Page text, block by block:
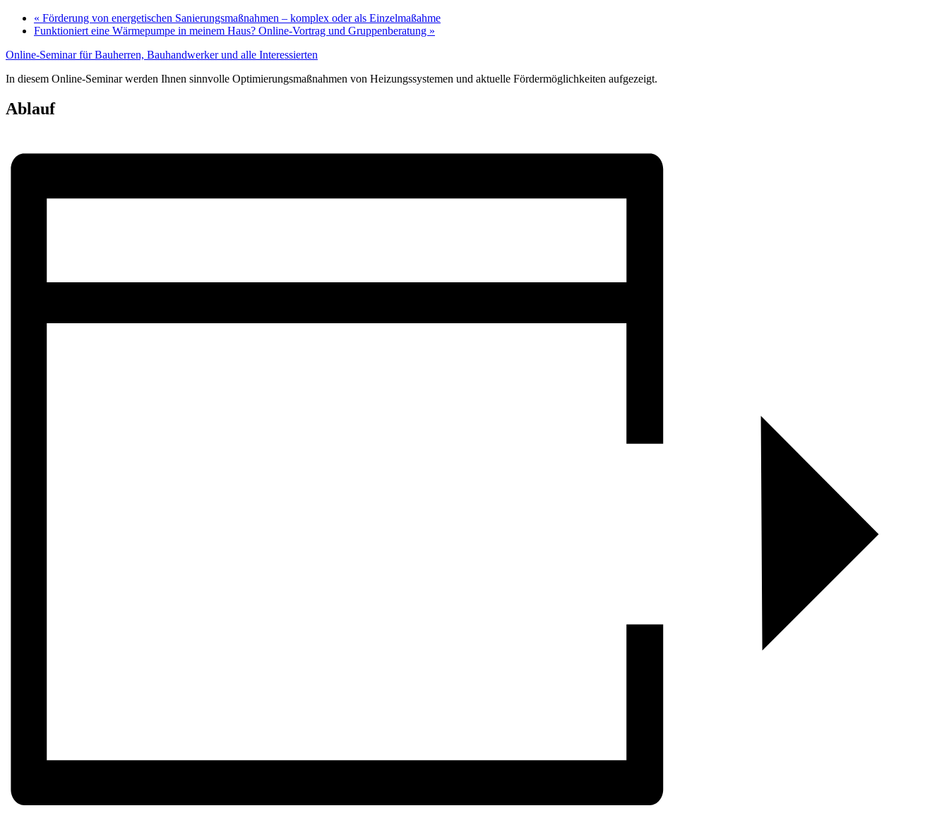
« Förderung von energetischen Sanierungsmaßnahmen – komplex oder als Einzelmaßahme
Funktioniert eine Wärmepumpe in meinem Haus? Online-Vortrag und Gruppenberatung »
Online-Seminar für Bauherren, Bauhandwerker und alle Interessierten
In diesem Online-Seminar werden Ihnen sinnvolle Optimierungsmaßnahmen von Heizungssystemen und aktuelle Fördermöglichkeiten aufgezeigt.
Ablauf